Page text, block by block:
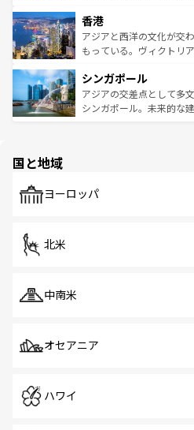
とつ。フォーやバインミ
ひ現地で味わいたい。ど
が旅行者を迎えてくれる
参照してほしい。
の活気が交差している。
帯で自然と触れ合い、南
いビーチでリゾート気分
激する。気候は一年中温
が待っている。親しみや
た文化、そして多様な観
香港
アジアと西洋の文化が交
もっている。ヴィクトリ
み、どこを訪れても感動
ており、効率よく見どこ
うな絶景から文化的な体
シンガポール
アジアの交差点として多
シンガポール。未来的な
で、ホーカーズは地元の
国と地域
ヨーロッパ
北米
中南米
オセアニア
ハワイ